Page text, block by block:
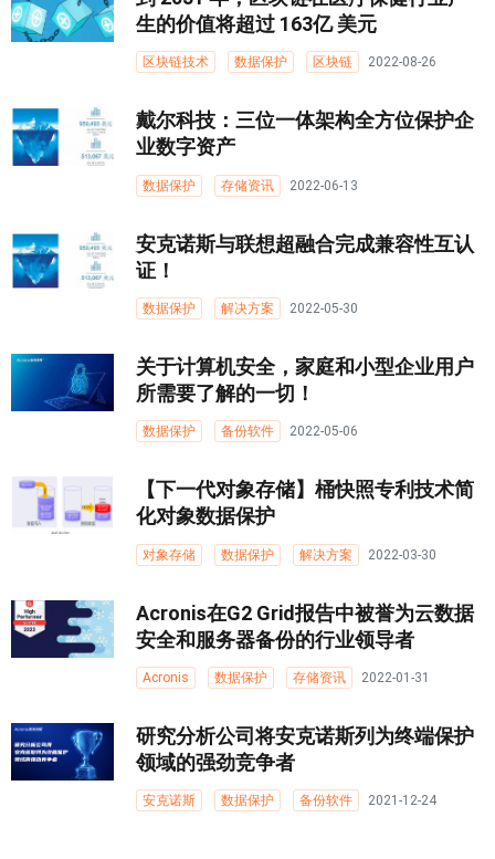
生的价值将超过 163亿 美元
区块链技术 数据保护 区块链 2022-08-26
戴尔科技：三位一体架构全方位保护企
业数字资产
数据保护 存储资讯 2022-06-13
安克诺斯与联想超融合完成兼容性互认
证！
数据保护 解决方案 2022-05-30
关于计算机安全，家庭和小型企业用户
所需要了解的一切！
数据保护 备份软件 2022-05-06
【下一代对象存储】桶快照专利技术简
化对象数据保护
对象存储 数据保护 解决方案 2022-03-30
Acronis在G2 Grid报告中被誉为云数据
安全和服务器备份的行业领导者
Acronis 数据保护 存储资讯 2022-01-31
研究分析公司将安克诺斯列为终端保护
领域的强劲竞争者
安克诺斯 数据保护 备份软件 2021-12-24